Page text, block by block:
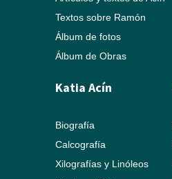
Textos sobre Ramón
Álbum de fotos
Álbum de Obras
Katia Acín
Biografía
Calcografía
Xilografías y Linóleos